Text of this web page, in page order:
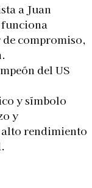
a Juan
compromiso,
del US
y símbolo
y
alto rendimiento